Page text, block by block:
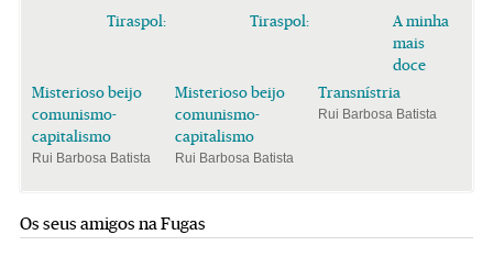
Tiraspol:
Misterioso beijo
comunismo-
capitalismo
Rui Barbosa Batista
Tiraspol:
Misterioso beijo
comunismo-
capitalismo
Rui Barbosa Batista
A minha
mais
doce
Transnístria
Rui Barbosa Batista
Os seus amigos na Fugas